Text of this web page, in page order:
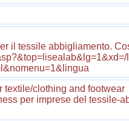
il tessile abbigliamento.
textile/clothing and footwear
per imprese del tessile-